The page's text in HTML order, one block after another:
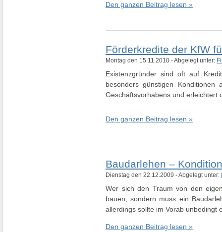
Den ganzen Beitrag lesen »
Förderkredite der KfW
Montag den 15.11.2010 - Abgelegt unter:
Existenzgründer sind oft auf
besonders günstigen
Geschäftsvorhabens und erleichtert
Den ganzen Beitrag lesen »
Baudarlehen –
Dienstag den 22.12.2009 - Abgelegt unter:
Wer sich den Traum von den
bauen, sondern muss ein
allerdings sollte im Vorab unbedingt
Den ganzen Beitrag lesen »